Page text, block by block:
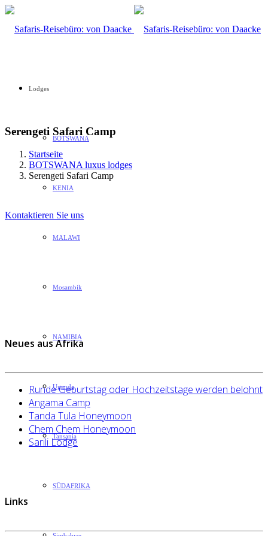
Lodges
BOTSWANA
KENIA
MALAWI
Mosambik
NAMIBIA
Uganda
Tansania
SÜDAFRIKA
Serengeti Safari Camp
Startseite
BOTSWANA luxus lodges
Serengeti Safari Camp
Kontaktieren Sie uns
Neues aus Afrika
Runde Geburtstag oder Hochzeitstage werden belohnt
Angama Camp
Tanda Tula Honeymoon
Chem Chem Honeymoon
Sarili Lodge
Links